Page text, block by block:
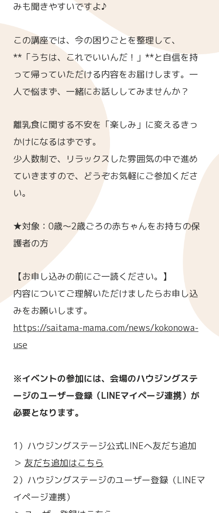
みも聞きやすいですよ♪
この講座では、今の困りごとを整理して、
**「うちは、これでいいんだ！」**と自信を持
って帰っていただける内容をお届けします。一
人で悩まず、一緒にお話ししてみませんか？
離乳食に関する不安を「楽しみ」に変えるきっ
かけになるはずです。
少人数制で、リラックスした雰囲気の中で進め
ていきますので、どうぞお気軽にご参加くださ
い。
★対象：0歳～2歳ごろの赤ちゃんをお持ちの保
護者の方
【お申し込みの前にご一読ください。】
内容についてご理解いただけましたらお申し込
みをお願いします。
https://saitama-mama.com/news/kokonowa-
use
※イベントの参加には、会場のハウジングステ
ージのユーザー登録（LINEマイページ連携）が
必要となります。
1）ハウジングステージ公式LINEへ友だち追加
＞ 友だち追加はこちら
2）ハウジングステージのユーザー登録（LINEマ
イページ連携）